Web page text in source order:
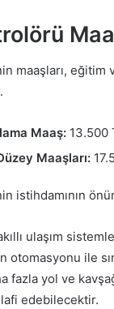
maaşları,
Maaş: 13.500
Maaşları:
istihdamının
ulaşım
otomasyonu ile
fazla yol ve
edebilecektir.